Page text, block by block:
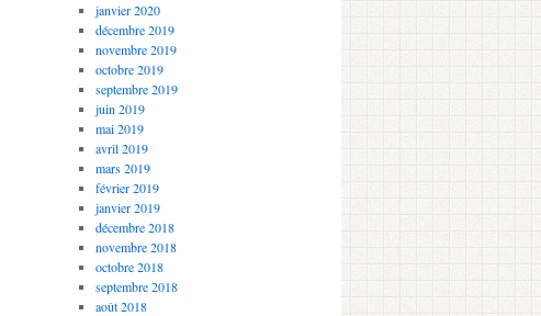
janvier 2020
décembre 2019
novembre 2019
octobre 2019
septembre 2019
juin 2019
mai 2019
avril 2019
mars 2019
février 2019
janvier 2019
décembre 2018
novembre 2018
octobre 2018
septembre 2018
août 2018